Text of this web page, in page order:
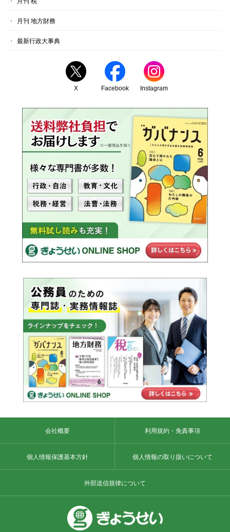
月刊 地方財務
最新行政大事典
X Facebook Instagram
会社概要 利用規約・免責事項
個人情報保護基本方針 個人情報の取り扱いについて
外部送信規律について